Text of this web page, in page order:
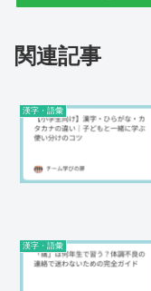
関連記事
漢字・語彙
漢字・語彙